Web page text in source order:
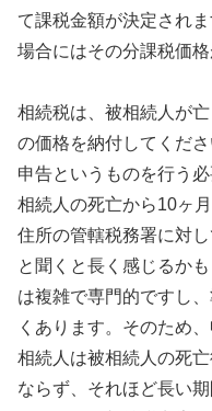
て課税金額が決定され
場合にはその分課税価格
相続税は、被相続人が
の価格を納付してくだ
申告というものを行う
相続人の死亡から10ヶ
住所の管轄税務署に対
と聞くと長く感じるか
は複雑で専門的ですし
くあります。そのため
相続人は被相続人の死
ならず、それほど長い期